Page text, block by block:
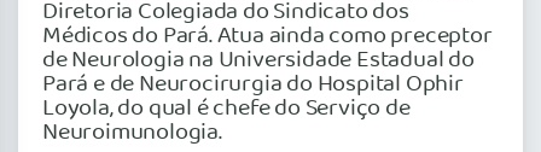
Diretoria Colegiada do Sindicato dos
Médicos do Pará. Atua ainda como preceptor
de Neurologia na Universidade Estadual do
Pará e de Neurocirurgia do Hospital Ophir
Loyola, do qual é chefe do Serviço de
Neuroimunologia.